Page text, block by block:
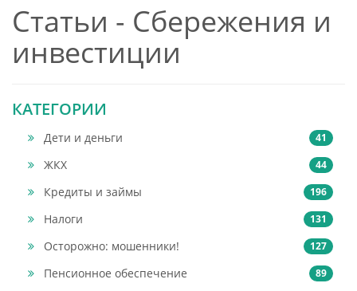
Статьи - Сбережения и
инвестиции
КАТЕГОРИИ
Дети и деньги 41
ЖКХ 44
Кредиты и займы 196
Налоги 131
Осторожно: мошенники! 127
Пенсионное обеспечение 89